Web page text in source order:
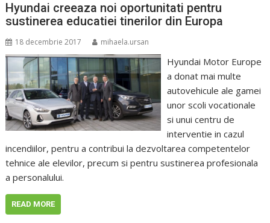
Hyundai creeaza noi oportunitati pentru
sustinerea educatiei tinerilor din Europa
18 decembrie 2017 mihaela.ursan
Hyundai Motor Europe
a donat mai multe
autovehicule ale gamei
unor scoli vocationale
si unui centru de
interventie in cazul
incendiilor, pentru a contribui la dezvoltarea competentelor
tehnice ale elevilor, precum si pentru sustinerea profesionala
a personalului.
READ MORE